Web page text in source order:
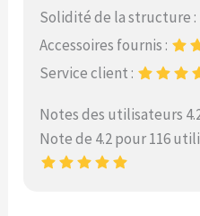
Solidité de la structure :
Accessoires fournis :
Service client :
Notes des utilisateurs
Note de 4.2 pour 116